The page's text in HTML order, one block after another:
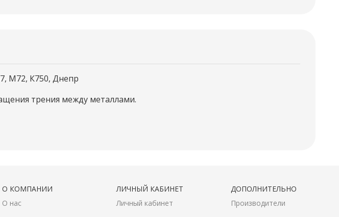
М72, К750, Днепр
трения между металлами.
О КОМПАНИИ
О нас
ЛИЧНЫЙ КАБИНЕТ
Личный кабинет
ДОПОЛНИТЕЛЬНО
Производители